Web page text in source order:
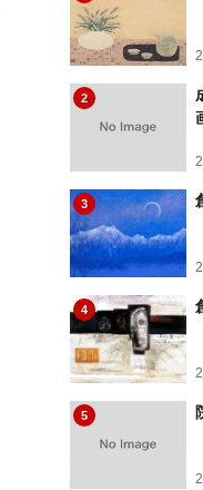
2
3
4
5